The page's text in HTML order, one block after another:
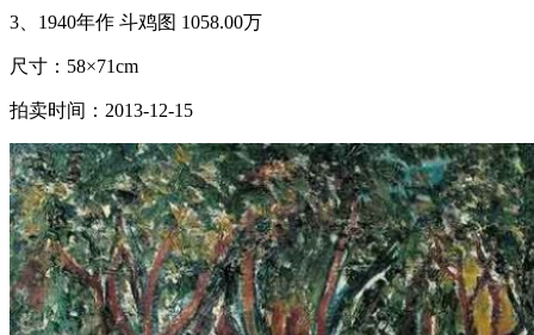
3、1940年作 斗鸡图 1058.00万
尺寸：58×71cm
拍卖时间：2013-12-15